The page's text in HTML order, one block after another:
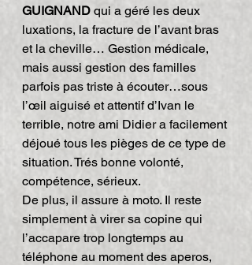
GUIGNAND qui a géré les deux
luxations, la fracture de l’avant bras
et la cheville… Gestion médicale,
mais aussi gestion des familles
parfois pas triste à écouter…sous
l’œil aiguisé et attentif d’Ivan le
terrible, notre ami Didier a facilement
déjoué tous les pièges de ce type de
situation. Trés bonne volonté,
compétence, sérieux.
De plus, il assure à moto. Il reste
simplement à virer sa copine qui
l’accapare trop longtemps au
téléphone au moment des aperos,